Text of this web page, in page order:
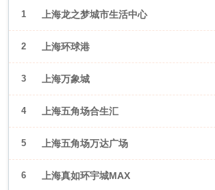
1 上海龙之梦城市生活中心
2 上海环球港
3 上海万象城
4 上海五角场合生汇
5 上海五角场万达广场
6 上海真如环宇城MAX